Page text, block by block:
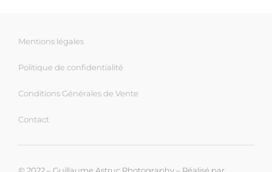
Mentions légales
Politique de confidentialité
Conditions Générales de Vente
Contact